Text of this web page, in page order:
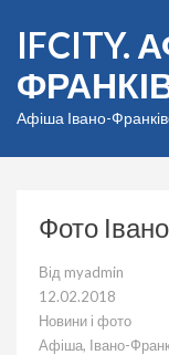
вмісту
(натисніть
Enter)
IFCITY.
Афіша Івано-
Фото
Від myadmin
12.02.2018
Новини і фото
Афіша, Івано-